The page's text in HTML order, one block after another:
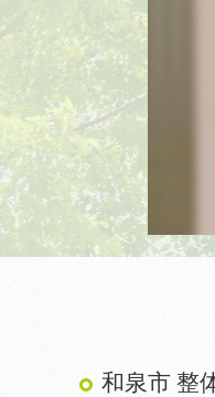
和泉市 整